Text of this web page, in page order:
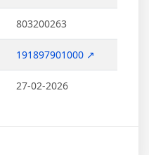
803200263
191897901000 ↗
27-02-2026